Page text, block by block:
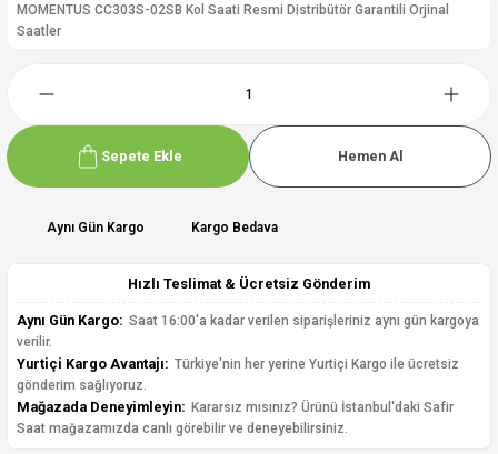
MOMENTUS CC303S-02SB Kol Saati Resmi Distribütör Garantili Orjinal
Saatler
Sepete Ekle Hemen Al
Aynı Gün Kargo Kargo Bedava
Hızlı Teslimat & Ücretsiz Gönderim
Aynı Gün Kargo: Saat 16:00'a kadar verilen siparişleriniz aynı gün kargoya
verilir.
Yurtiçi Kargo Avantajı: Türkiye'nin her yerine Yurtiçi Kargo ile ücretsiz
gönderim sağlıyoruz.
Mağazada Deneyimleyin: Kararsız mısınız? Ürünü İstanbul'daki Safir
Saat mağazamızda canlı görebilir ve deneyebilirsiniz.